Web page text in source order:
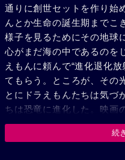
通りに創世セットを作り始
んとか生命の誕生期までこ
様子を見るためにその地球
心がまだ海の中であるのを
えもんに頼んで“進化退化
てもらう。ところが、その
とにドラえもんたちは気づ
ちは恐竜に進化した。映画
のび太は大喜びしたが、恐
滅してしまうのだった。ミ
続